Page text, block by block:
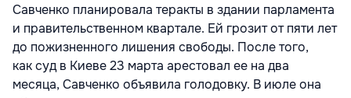
Савченко планировала теракты в здании парламента
и правительственном квартале. Ей грозит от пяти лет
до пожизненного лишения свободы. После того,
как суд в Киеве 23 марта арестовал ее на два
месяца, Савченко объявила голодовку. В июле она